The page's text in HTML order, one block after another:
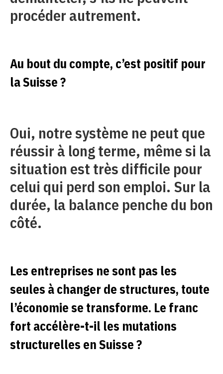
procéder autrement.
Au bout du compte, c’est positif pour
la Suisse ?
Oui, notre système ne peut que
réussir à long terme, même si la
situation est très difficile pour
celui qui perd son emploi. Sur la
durée, la balance penche du bon
côté.
Les entreprises ne sont pas les
seules à changer de structures, toute
l’économie se transforme. Le franc
fort accélère-t-il les mutations
structurelles en Suisse ?